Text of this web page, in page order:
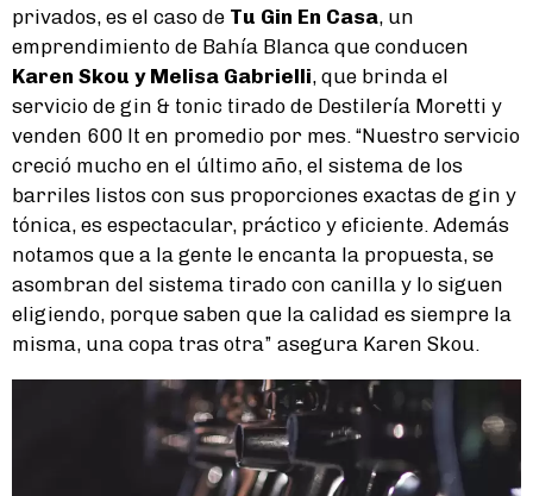
privados, es el caso de Tu Gin En Casa, un
emprendimiento de Bahía Blanca que conducen
Karen Skou y Melisa Gabrielli, que brinda el
servicio de gin & tonic tirado de Destilería Moretti y
venden 600 lt en promedio por mes. “Nuestro servicio
creció mucho en el último año, el sistema de los
barriles listos con sus proporciones exactas de gin y
tónica, es espectacular, práctico y eficiente. Además
notamos que a la gente le encanta la propuesta, se
asombran del sistema tirado con canilla y lo siguen
eligiendo, porque saben que la calidad es siempre la
misma, una copa tras otra” asegura Karen Skou.